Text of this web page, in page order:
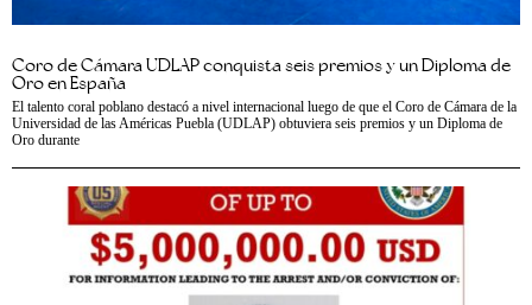
Coro de Cámara UDLAP conquista seis premios y un Diploma de
Oro en España
El talento coral poblano destacó a nivel internacional luego de que el Coro de Cámara de la
Universidad de las Américas Puebla (UDLAP) obtuviera seis premios y un Diploma de
Oro durante